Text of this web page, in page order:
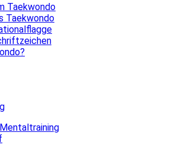
Taekwondo
Taekwondo